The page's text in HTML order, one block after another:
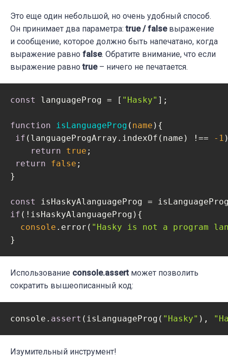
Это еще один небольшой, но очень удобный способ.
Он принимает два параметра:true / falseвыражение
и сообщение, которое должно быть напечатано, когда
выражение равно false. Обратите внимание, что если
выражение равноtrue– ничего не печатается.
const languageProg = [ "Hasky" ];
function isLanguageProg ( name ) {
if (languageProgArray.indexOf(name) !== -1
return
true ;
return
false ;
}
const
isHaskyAlanguageProg =
if (!isHaskyAlanguageProg){
console .error( "Hasky is not a program
}
Использование console.assertможет позволить
сократить вышеописанный код:
console. assert (isLanguageProg( "Hasky" ) ,
Изумительный инструмент!